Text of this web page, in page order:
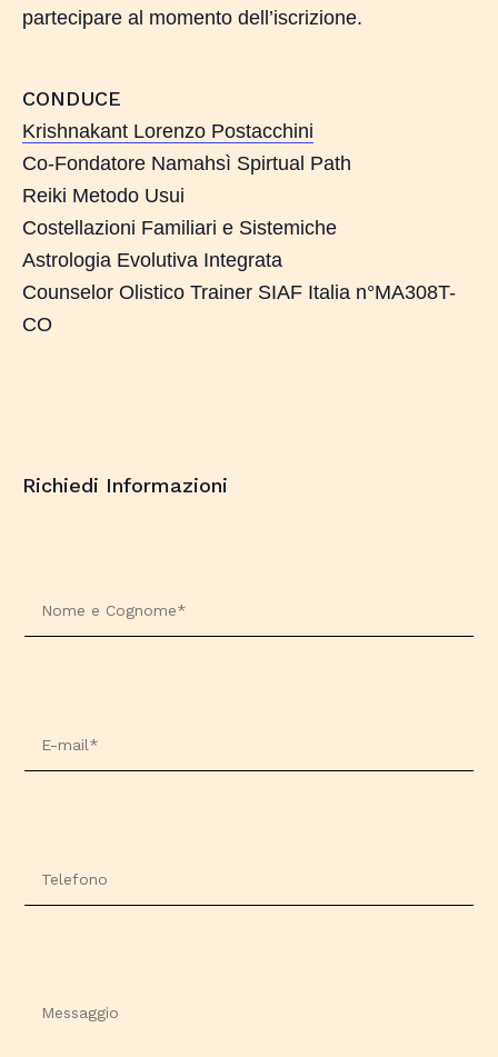
partecipare al momento dell’iscrizione.
CONDUCE
Krishnakant Lorenzo Postacchini
Co-Fondatore Namahsì Spirtual Path
Reiki Metodo Usui
Costellazioni Familiari e Sistemiche
Astrologia Evolutiva Integrata
Counselor Olistico Trainer SIAF Italia n°MA308T-
CO
Richiedi Informazioni